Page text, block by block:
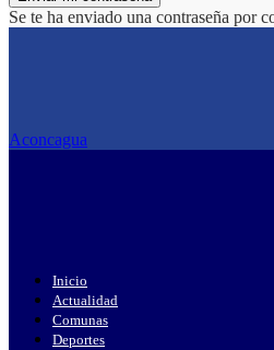
Se te ha enviado una contraseña por
Aconcagua
Inicio
Actualidad
Comunas
Deportes